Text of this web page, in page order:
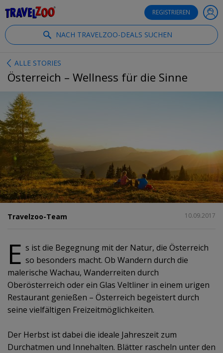
REGISTRIEREN
NACH TRAVELZOO-DEALS SUCHEN
ALLE STORIES
Österreich – Wellness für die Sinne
Travelzoo-Team 10.09.2017
E s ist die Begegnung mit der Natur, die Österreich
so besonders macht. Ob Wandern durch die
malerische Wachau, Wanderreiten durch
Oberösterreich oder ein Glas Veltliner in einem urigen
Restaurant genießen – Österreich begeistert durch
seine vielfältigen Freizeitmöglichkeiten.
Der Herbst ist dabei die ideale Jahreszeit zum
Durchatmen und Innehalten. Blätter rascheln unter den